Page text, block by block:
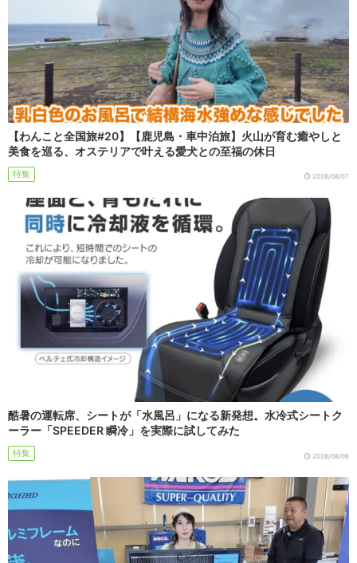
【わんこと全国旅#20】【鹿児島・車中泊旅】火山が育む癒やしと
美食を巡る、オステリアで叶える愛犬との至福の休日
特集 2026/08/07
酷暑の運転席、シートが「水風呂」になる新発想。水冷式シートク
ーラー「SPEEDER 瞬冷」を実際に試してみた
特集 2026/08/06